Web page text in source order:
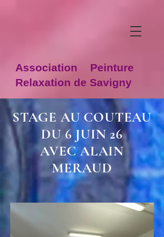
Association Peinture
Relaxation de Savigny
STAGE AU COUTEAU
DU 6 JUIN 26
AVEC ALAIN
MERAUD